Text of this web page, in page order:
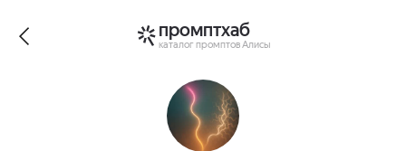
промптхаб
каталог промптов Алисы